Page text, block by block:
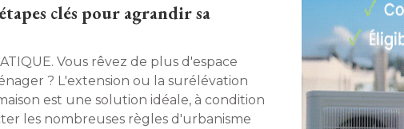
clés pour agrandir sa
de plus d'espace
? L'extension ou la surélévation
est une solution idéale, à condition
les nombreuses règles d'urbanisme